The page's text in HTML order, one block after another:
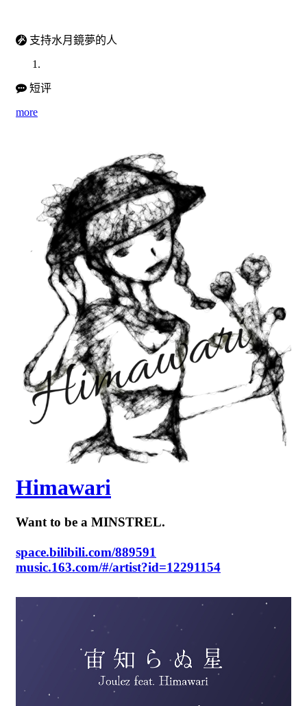
支持水月鏡夢的人
短评
more
Himawari
Want to be a MINSTREL.
space.bilibili.com/889591
music.163.com/#/artist?id=12291154